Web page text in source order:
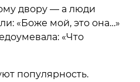
двору — а люди
«Боже мой, это она…»
«Что
популярность.